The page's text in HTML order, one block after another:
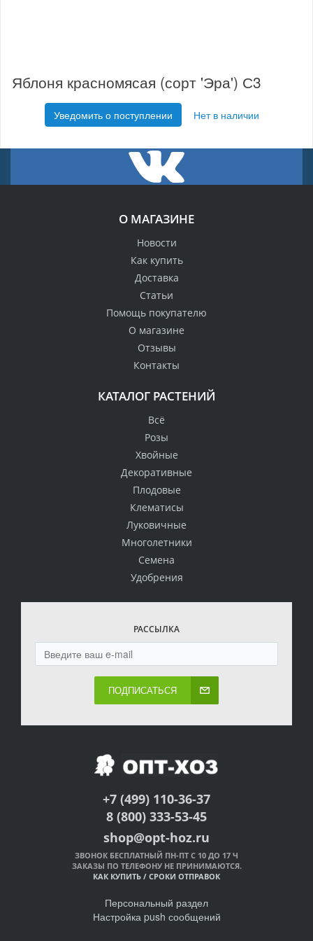
Яблоня красномясая (сорт 'Эра') С3
Уведомить о поступлении Нет в наличии
О МАГАЗИНЕ
Новости
Как купить
Доставка
Статьи
Помощь покупателю
О магазине
Отзывы
Контакты
КАТАЛОГ РАСТЕНИЙ
Всё
Розы
Хвойные
Декоративные
Плодовые
Клематисы
Луковичные
Многолетники
Семена
Удобрения
РАССЫЛКА
ПОДПИСАТЬСЯ
+7 (499) 110-36-37
8 (800) 333-53-45
shop@opt-hoz.ru
ЗВОНОК БЕСПЛАТНЫЙ ПН-ПТ С 10 ДО 17 Ч
ЗАКАЗЫ ПО ТЕЛЕФОНУ НЕ ПРИНИМАЮТСЯ.
КАК КУПИТЬ / СРОКИ ОТПРАВОК
Персональный раздел
Настройка push сообщений